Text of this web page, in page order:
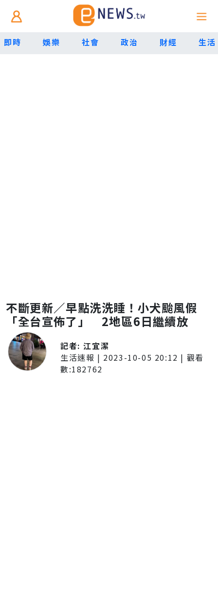
即時 娛樂 社會 政治 財經 生活
不斷更新／早點洗洗睡！小犬颱風假
「全台宣佈了」 2地區6日繼續放
記者:江宜潔
生活速報 | 2023-10-05 20:12 | 觀看
數:182762